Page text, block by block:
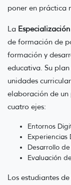
poner en práctica
La
de formación de
formación y
educativa. Su
unidades
elaboración de un
cuatro ejes:
Entornos
Experiencias
Desarrollo
Evaluación
Los estudiantes